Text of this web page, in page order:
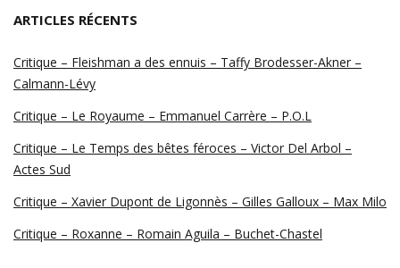
ARTICLES RÉCENTS
Critique – Fleishman a des ennuis – Taffy Brodesser-Akner –
Calmann-Lévy
Critique – Le Royaume – Emmanuel Carrère – P.O.L
Critique – Le Temps des bêtes féroces – Victor Del Arbol –
Actes Sud
Critique – Xavier Dupont de Ligonnès – Gilles Galloux – Max Milo
Critique – Roxanne – Romain Aguila – Buchet-Chastel